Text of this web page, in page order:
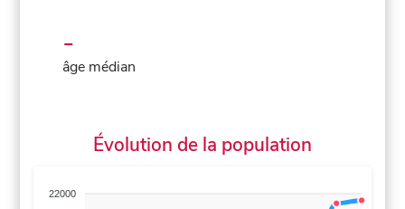
-
âge médian
Évolution de la population
22000